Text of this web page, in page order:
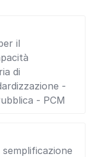
il
di
-
- PCM